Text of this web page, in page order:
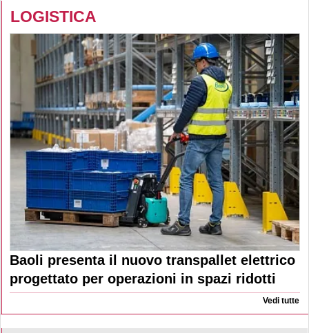
LOGISTICA
Baoli presenta il nuovo transpallet elettrico
progettato per operazioni in spazi ridotti
Vedi tutte